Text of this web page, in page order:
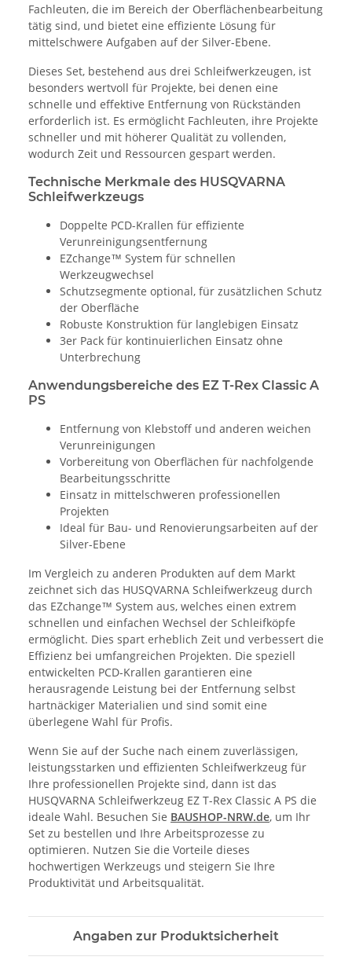
Fachleuten, die im Bereich der Oberflächenbearbeitung
tätig sind, und bietet eine effiziente Lösung für
mittelschwere Aufgaben auf der Silver-Ebene.
Dieses Set, bestehend aus drei Schleifwerkzeugen, ist
besonders wertvoll für Projekte, bei denen eine
schnelle und effektive Entfernung von Rückständen
erforderlich ist. Es ermöglicht Fachleuten, ihre Projekte
schneller und mit höherer Qualität zu vollenden,
wodurch Zeit und Ressourcen gespart werden.
Technische Merkmale des HUSQVARNA
Schleifwerkzeugs
Doppelte PCD-Krallen für effiziente
Verunreinigungsentfernung
EZchange™ System für schnellen
Werkzeugwechsel
Schutzsegmente optional, für zusätzlichen Schutz
der Oberfläche
Robuste Konstruktion für langlebigen Einsatz
3er Pack für kontinuierlichen Einsatz ohne
Unterbrechung
Anwendungsbereiche des EZ T-Rex Classic A
PS
Entfernung von Klebstoff und anderen weichen
Verunreinigungen
Vorbereitung von Oberflächen für nachfolgende
Bearbeitungsschritte
Einsatz in mittelschweren professionellen
Projekten
Ideal für Bau- und Renovierungsarbeiten auf der
Silver-Ebene
Im Vergleich zu anderen Produkten auf dem Markt
zeichnet sich das HUSQVARNA Schleifwerkzeug durch
das EZchange™ System aus, welches einen extrem
schnellen und einfachen Wechsel der Schleifköpfe
ermöglicht. Dies spart erheblich Zeit und verbessert die
Effizienz bei umfangreichen Projekten. Die speziell
entwickelten PCD-Krallen garantieren eine
herausragende Leistung bei der Entfernung selbst
hartnäckiger Materialien und sind somit eine
überlegene Wahl für Profis.
Wenn Sie auf der Suche nach einem zuverlässigen,
leistungsstarken und effizienten Schleifwerkzeug für
Ihre professionellen Projekte sind, dann ist das
HUSQVARNA Schleifwerkzeug EZ T-Rex Classic A PS die
ideale Wahl. Besuchen Sie BAUSHOP-NRW.de, um Ihr
Set zu bestellen und Ihre Arbeitsprozesse zu
optimieren. Nutzen Sie die Vorteile dieses
hochwertigen Werkzeugs und steigern Sie Ihre
Produktivität und Arbeitsqualität.
Angaben zur Produktsicherheit